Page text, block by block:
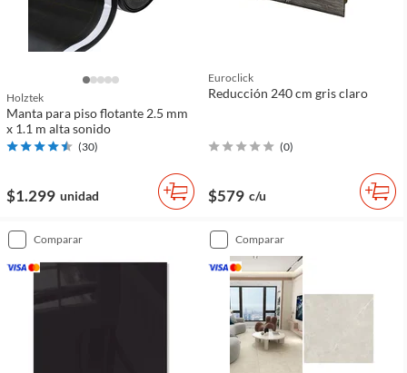
Holztek
Manta para piso flotante 2.5 mm
x 1.1 m alta sonido
(30)
$1.299 unidad
Euroclick
Reducción 240 cm gris claro
(0)
$579 c/u
comparar comparar